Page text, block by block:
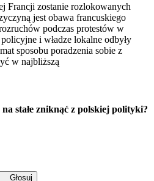
Francji zostanie rozlokowanych
jest obawa francuskiego
podczas protestów w
i władze lokalne odbyły
sposobu poradzenia sobie z
w najbliższą
stałe zniknąć z polskiej polityki?